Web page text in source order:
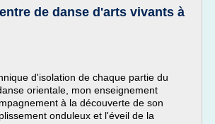
de danse d'arts vivants à
d'isolation de chaque partie du
orientale, mon enseignement
à la découverte de son
onduleux et l'éveil de la